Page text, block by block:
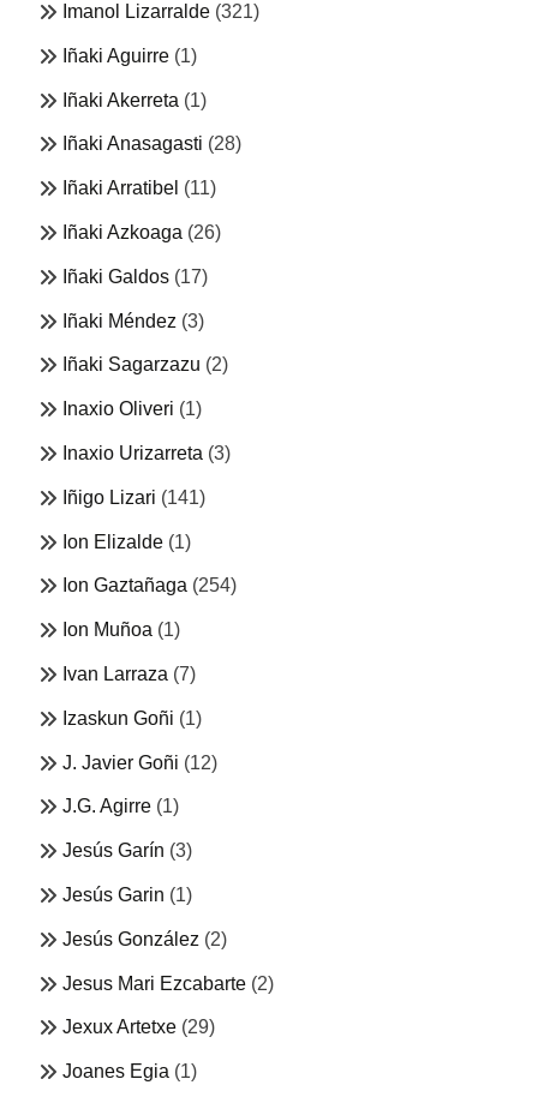
Imanol Lizarralde (321)
Iñaki Aguirre (1)
Iñaki Akerreta (1)
Iñaki Anasagasti (28)
Iñaki Arratibel (11)
Iñaki Azkoaga (26)
Iñaki Galdos (17)
Iñaki Méndez (3)
Iñaki Sagarzazu (2)
Inaxio Oliveri (1)
Inaxio Urizarreta (3)
Iñigo Lizari (141)
Ion Elizalde (1)
Ion Gaztañaga (254)
Ion Muñoa (1)
Ivan Larraza (7)
Izaskun Goñi (1)
J. Javier Goñi (12)
J.G. Agirre (1)
Jesús Garín (3)
Jesús Garin (1)
Jesús González (2)
Jesus Mari Ezcabarte (2)
Jexux Artetxe (29)
Joanes Egia (1)